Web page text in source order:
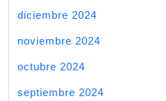
diciembre 2024
noviembre 2024
octubre 2024
septiembre 2024